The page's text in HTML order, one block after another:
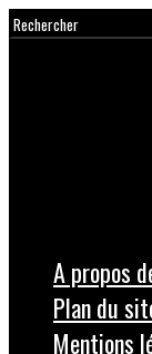
A propos
Plan du
Mentions